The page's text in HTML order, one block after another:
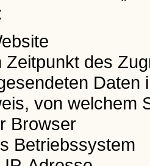
Zeitpunkt des
Daten
von welchem
Browser
Betriebssystem